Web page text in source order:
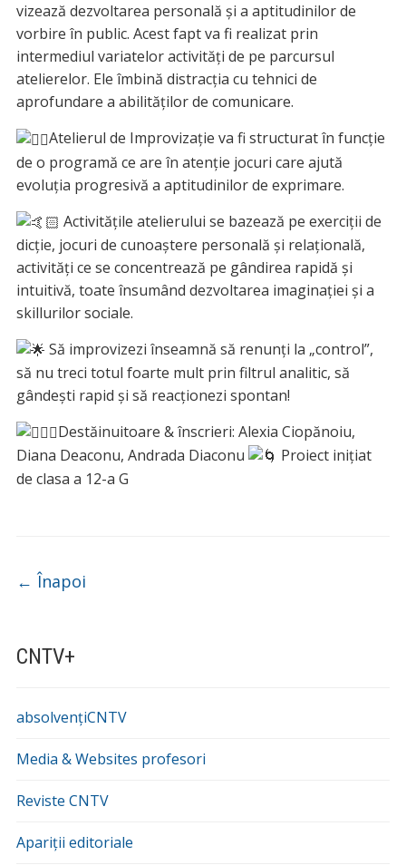
CNTV+
absolvențiCNTV
Media & Websites profesori
Reviste CNTV
Apariții editoriale
vizează dezvoltarea personală și a aptitudinilor de
vorbire în public. Acest fapt va fi realizat prin
intermediul variatelor activități de pe parcursul
atelierelor. Ele îmbină distracția cu tehnici de
aprofundare a abilităților de comunicare.
Atelierul de Improvizație va fi structurat în funcție
de o programă ce are în atenție jocuri care ajută
evoluția progresivă a aptitudinilor de exprimare.
Activitățile atelierului se bazează pe exerciții de
dicție, jocuri de cunoaștere personală și relațională,
activități ce se concentrează pe gândirea rapidă și
intuitivă, toate însumând dezvoltarea imaginației și a
skillurilor sociale.
Să improvizezi înseamnă să renunți la „control”,
să nu treci totul foarte mult prin filtrul analitic, să
gândești rapid și să reacționezi spontan!
Destăinuitoare & înscrieri: Alexia Ciopănoiu,
Diana Deaconu, Andrada Diaconu
Proiect inițiat
de clasa a 12-a G
Navigare
← Înapoi